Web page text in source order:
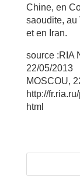
Chine, en
saoudite, au
et en Iran.
source :RIA
22/05/2013
MOSCOU,
http://
html